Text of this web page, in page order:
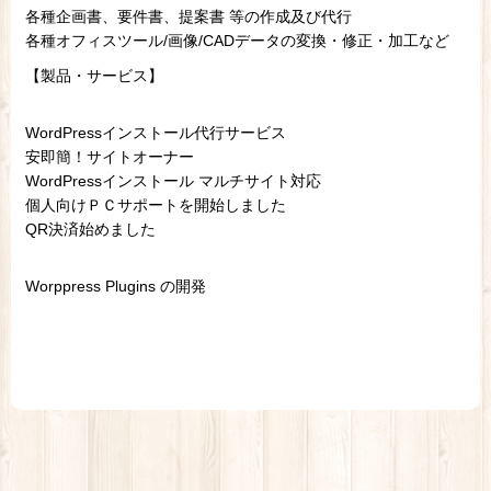
各種企画書、要件書、提案書 等の作成及び代行
各種オフィスツール/画像/CADデータの変換・修正・加工など
【製品・サービス】
WordPressインストール代行サービス
安即簡！サイトオーナー
WordPressインストール マルチサイト対応
個人向けＰＣサポートを開始しました
QR決済始めました
Worppress Plugins の開発